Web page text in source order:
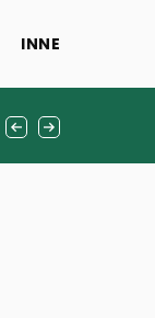
INNE